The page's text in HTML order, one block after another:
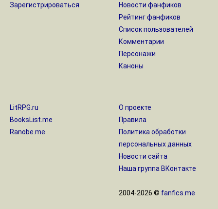
Зарегистрироваться
Новости фанфиков
Рейтинг фанфиков
Список пользователей
Комментарии
Персонажи
Каноны
LitRPG.ru
BooksList.me
Ranobe.me
О проекте
Правила
Политика обработки
персональных данных
Новости сайта
Наша группа ВКонтакте
2004-2026 © fanfics.me